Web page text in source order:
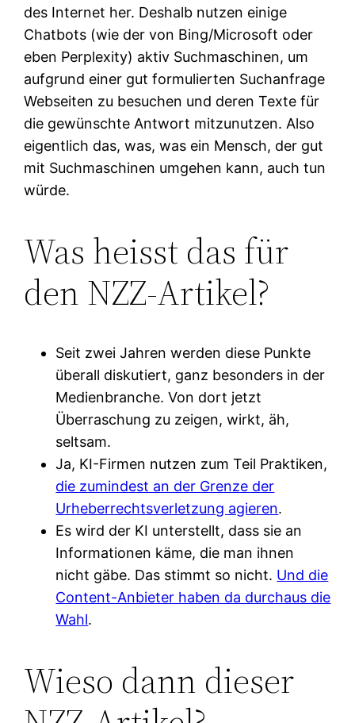
des Internet her. Deshalb nutzen einige
Chatbots (wie der von Bing/Microsoft oder
eben Perplexity) aktiv Suchmaschinen, um
aufgrund einer gut formulierten Suchanfrage
Webseiten zu besuchen und deren Texte für
die gewünschte Antwort mitzunutzen. Also
eigentlich das, was, was ein Mensch, der gut
mit Suchmaschinen umgehen kann, auch tun
würde.
Was heisst das für
den NZZ-Artikel?
Seit zwei Jahren werden diese Punkte
überall diskutiert, ganz besonders in der
Medienbranche. Von dort jetzt
Überraschung zu zeigen, wirkt, äh,
seltsam.
Ja, KI-Firmen nutzen zum Teil Praktiken,
die zumindest an der Grenze der
Urheberrechtsverletzung agieren.
Es wird der KI unterstellt, dass sie an
Informationen käme, die man ihnen
nicht gäbe. Das stimmt so nicht. Und die
Content-Anbieter haben da durchaus die
Wahl.
Wieso dann dieser